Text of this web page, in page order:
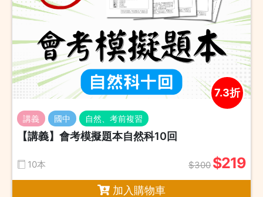
7.3折
講義 國中 自然、考前複習
【講義】會考模擬題本自然科10回
10本 $300 $219
加入購物車